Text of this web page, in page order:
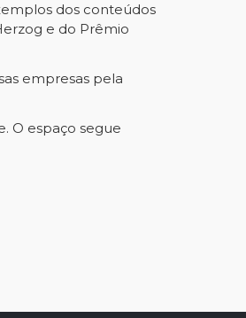
dos conteúdos
e do Prêmio
empresas pela
O espaço segue